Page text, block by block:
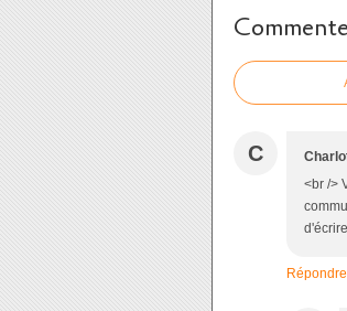
C
<br />
Répondre